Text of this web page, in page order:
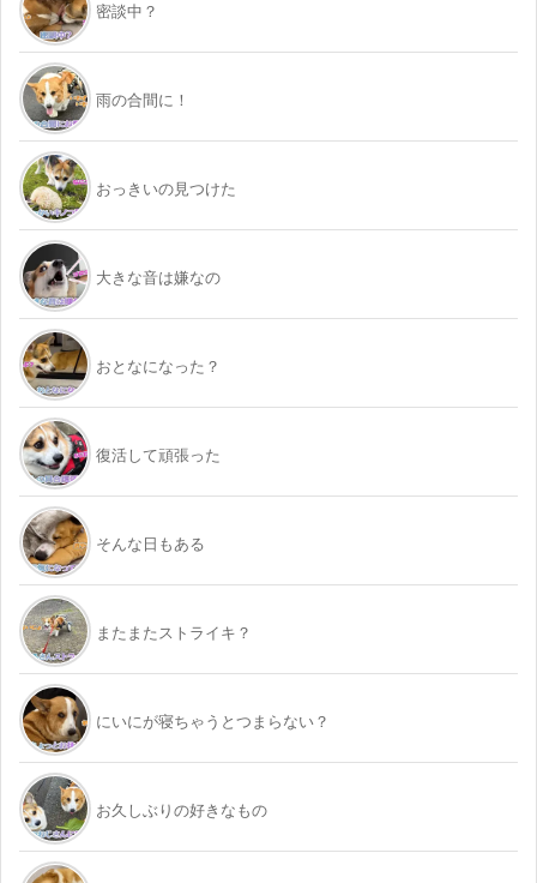
密談中？
雨の合間に！
おっきいの見つけた
大きな音は嫌なの
おとなになった？
復活して頑張った
そんな日もある
またまたストライキ？
にいにが寝ちゃうとつまらない？
お久しぶりの好きなもの